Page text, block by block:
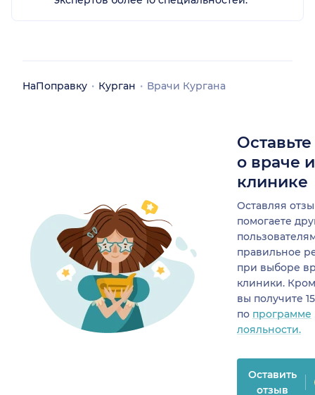
НаПоправку Курган Врачи Кургана
о враче
клинике
Оставляя
помогаете
правильное
при выборе
клиники.
вы получите
по программе
лояльности.
Оставить
отзыв